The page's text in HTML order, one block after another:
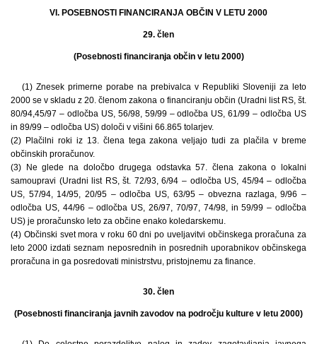
VI. POSEBNOSTI FINANCIRANJA OBČIN V LETU 2000
29. člen
(Posebnosti financiranja občin v letu 2000)
(1) Znesek primerne porabe na prebivalca v Republiki Sloveniji za leto
2000 se v skladu z 20. členom zakona o financiranju občin (Uradni list RS, št.
80/94,45/97 – odločba US, 56/98, 59/99 – odločba US, 61/99 – odločba US
in 89/99 – odločba US) določi v višini 66.865 tolarjev.
(2) Plačilni roki iz 13. člena tega zakona veljajo tudi za plačila v breme
občinskih proračunov.
(3) Ne glede na določbo drugega odstavka 57. člena zakona o lokalni
samoupravi (Uradni list RS, št. 72/93, 6/94 – odločba US, 45/94 – odločba
US, 57/94, 14/95, 20/95 – odločba US, 63/95 – obvezna razlaga, 9/96 –
odločba US, 44/96 – odločba US, 26/97, 70/97, 74/98, in 59/99 – odločba
US) je proračunsko leto za občine enako koledarskemu.
(4) Občinski svet mora v roku 60 dni po uveljavitvi občinskega proračuna za
leto 2000 izdati seznam neposrednih in posrednih uporabnikov občinskega
proračuna in ga posredovati ministrstvu, pristojnemu za finance.
30. člen
(Posebnosti financiranja javnih zavodov na področju kulture v letu 2000)